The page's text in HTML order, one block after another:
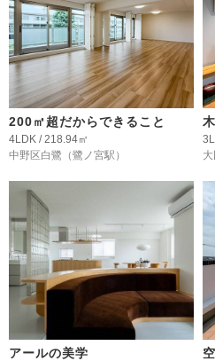
200㎡超だからできること
4LDK / 218.94㎡
中野区白鷺 （鷺ノ宮駅）
アールの美学